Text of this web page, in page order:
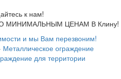
к нам!
МИНИМАЛЬНЫМ ЦЕНАМ В Клину!
и мы Вам перезвоним!
Металлическое ограждение
для территории